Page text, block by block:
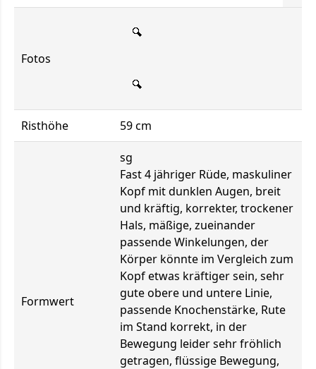
Fotos
Risthöhe 59 cm
Formwert
sg
Fast 4 jähriger Rüde, maskuliner
Kopf mit dunklen Augen, breit
und kräftig, korrekter, trockener
Hals, mäßige, zueinander
passende Winkelungen, der
Körper könnte im Vergleich zum
Kopf etwas kräftiger sein, sehr
gute obere und untere Linie,
passende Knochenstärke, Rute
im Stand korrekt, in der
Bewegung leider sehr fröhlich
getragen, flüssige Bewegung,